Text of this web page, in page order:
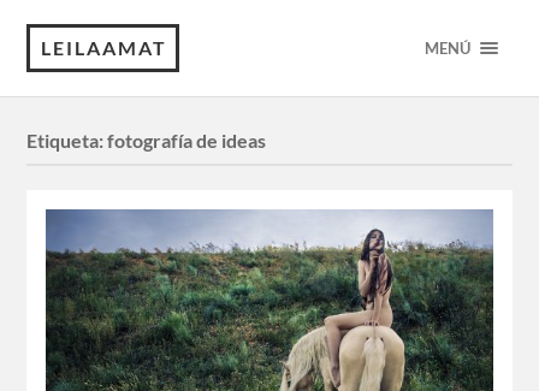
LEILAAMAT MENÚ
Etiqueta:fotografía de ideas